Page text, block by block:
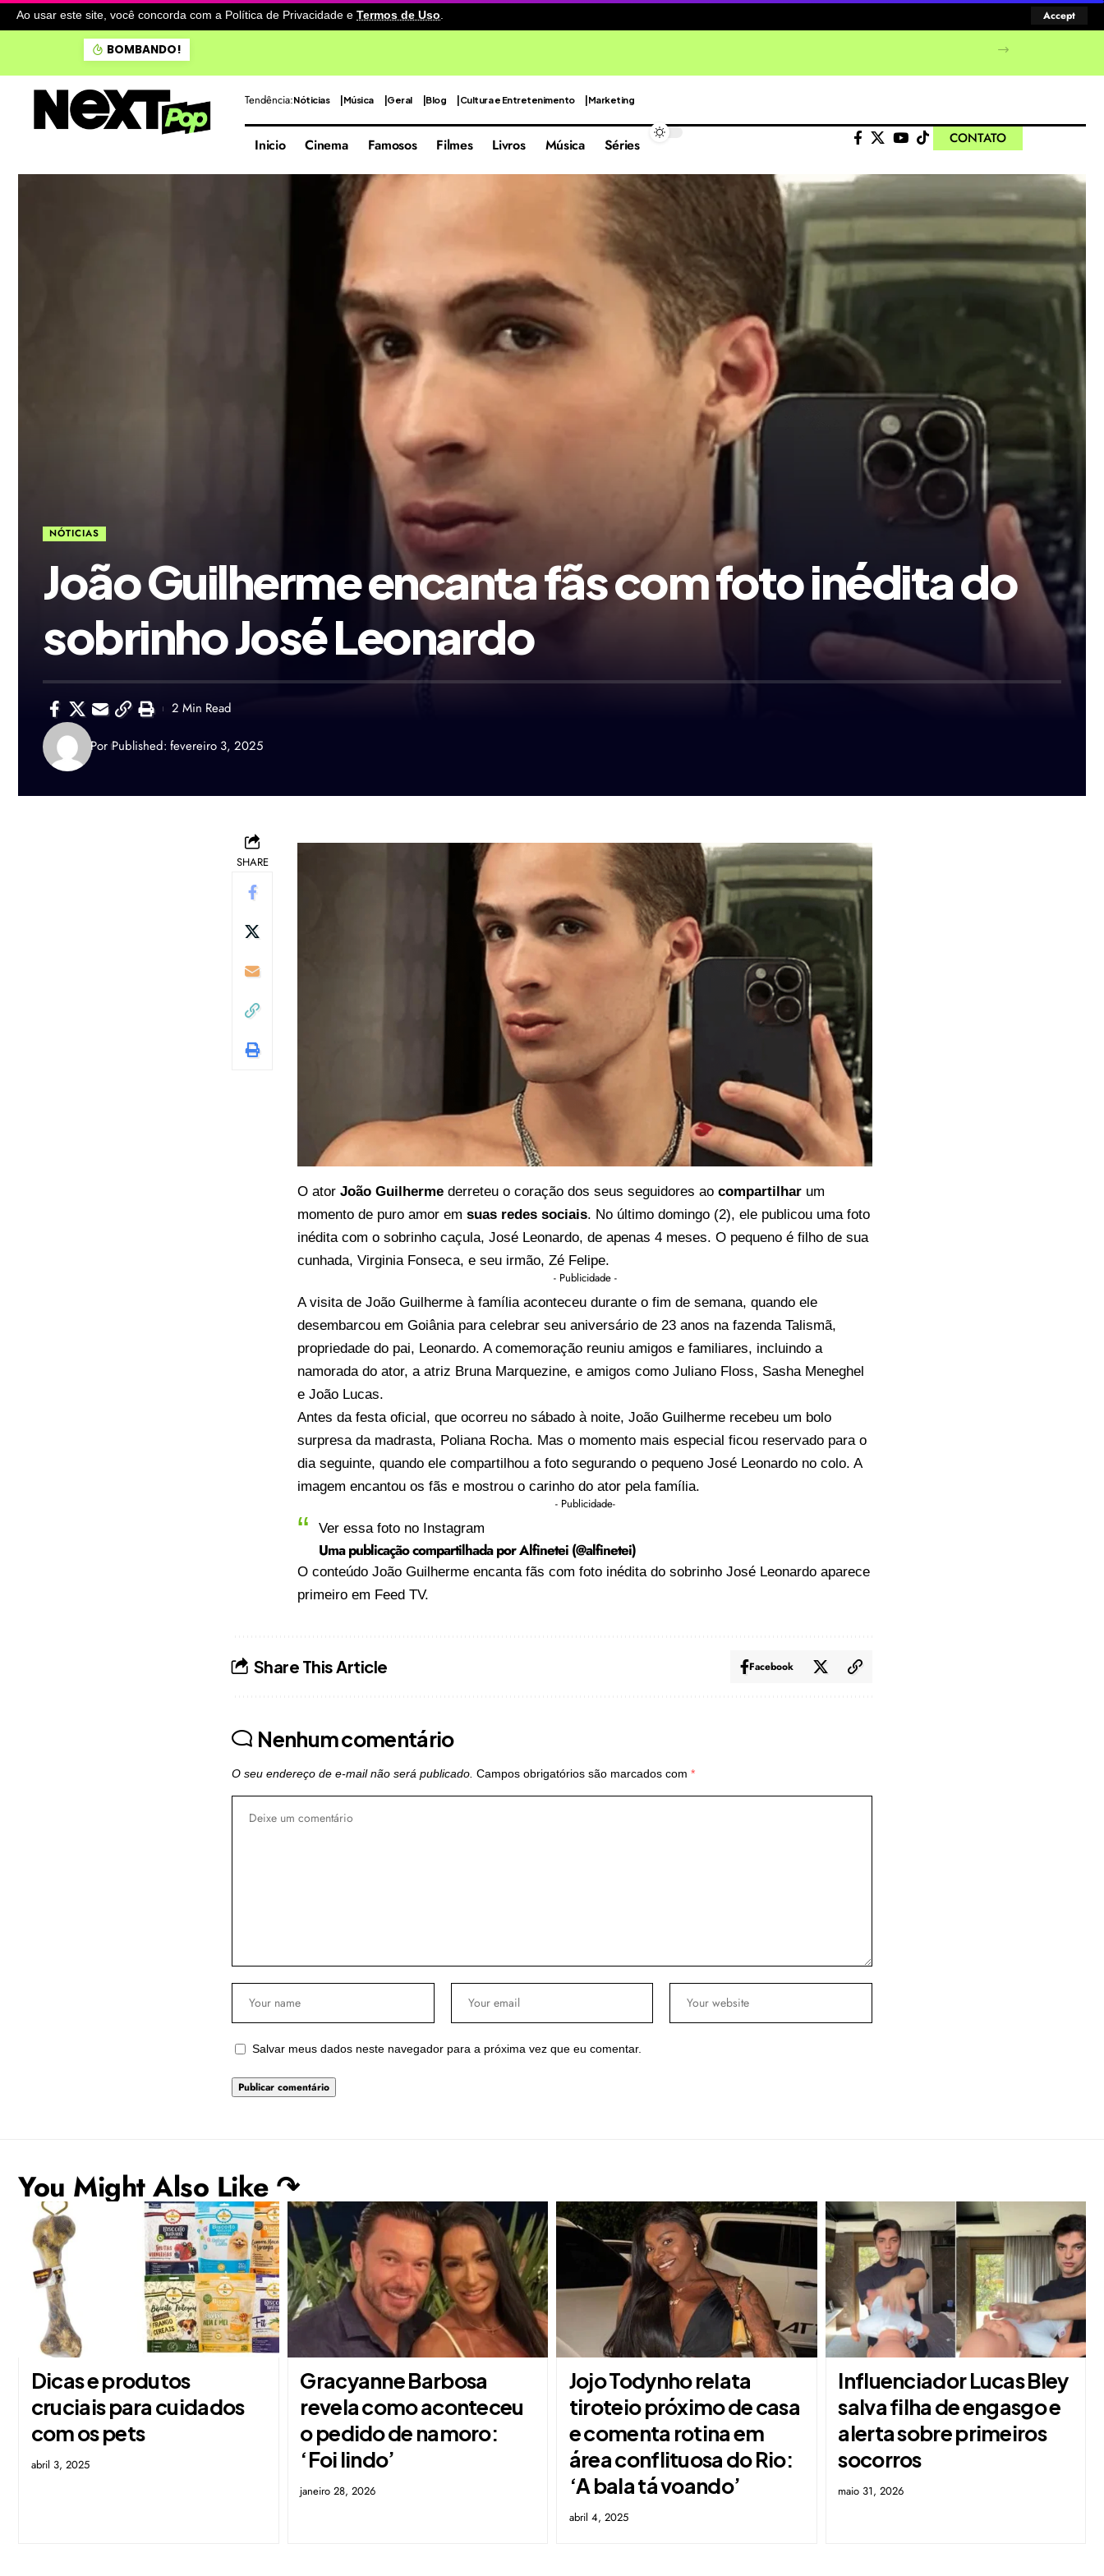
Ao usar este site, você concorda com a Política de Privacidade e Termos de Uso. Accept
BOMBANDO!
Tendência:Nóticias Música Geral Blog Cultura e Entretenimento Marketing
Inicio Cinema Famosos Filmes Livros Música Séries CONTATO
NÓTICIAS
João Guilherme encanta fãs com foto inédita do
sobrinho José Leonardo
Por Published: fevereiro 3, 2025
2 Min Read
SHARE
O ator João Guilherme derreteu o coração dos seus seguidores ao compartilhar um
momento de puro amor em suas redes sociais. No último domingo (2), ele publicou uma foto
inédita com o sobrinho caçula, José Leonardo, de apenas 4 meses. O pequeno é filho de sua
cunhada, Virginia Fonseca, e seu irmão, Zé Felipe.
- Publicidade -
A visita de João Guilherme à família aconteceu durante o fim de semana, quando ele
desembarcou em Goiânia para celebrar seu aniversário de 23 anos na fazenda Talismã,
propriedade do pai, Leonardo. A comemoração reuniu amigos e familiares, incluindo a
namorada do ator, a atriz Bruna Marquezine, e amigos como Juliano Floss, Sasha Meneghel
e João Lucas.
Antes da festa oficial, que ocorreu no sábado à noite, João Guilherme recebeu um bolo
surpresa da madrasta, Poliana Rocha. Mas o momento mais especial ficou reservado para o
dia seguinte, quando ele compartilhou a foto segurando o pequeno José Leonardo no colo. A
imagem encantou os fãs e mostrou o carinho do ator pela família.
- Publicidade-
Ver essa foto no Instagram
Uma publicação compartilhada por Alfinetei (@alfinetei)
O conteúdo João Guilherme encanta fãs com foto inédita do sobrinho José Leonardo aparece
primeiro em Feed TV.
Share This Article Facebook
Nenhum comentário
O seu endereço de e-mail não será publicado. Campos obrigatórios são marcados com *
Salvar meus dados neste navegador para a próxima vez que eu comentar.
You Might Also Like ↷
Dicas e produtos
cruciais para cuidados
com os pets
abril 3, 2025
Gracyanne Barbosa
revela como aconteceu
o pedido de namoro:
‘Foi lindo’
janeiro 28, 2026
Jojo Todynho relata
tiroteio próximo de casa
e comenta rotina em
área conflituosa do Rio:
‘A bala tá voando’
abril 4, 2025
Influenciador Lucas Bley
salva filha de engasgo e
alerta sobre primeiros
socorros
maio 31, 2026